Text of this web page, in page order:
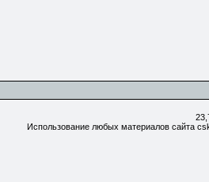
Использование любых материалов сайта